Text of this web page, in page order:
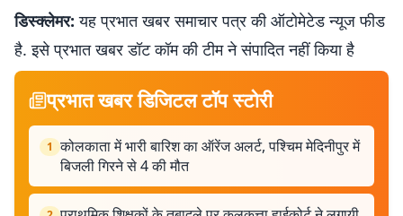
डिस्क्लेमर: यह प्रभात खबर समाचार पत्र की ऑटोमेटेड न्यूज फीड
है. इसे प्रभात खबर डॉट कॉम की टीम ने संपादित नहीं किया है
प्रभात खबर डिजिटल टॉप स्टोरी
1 कोलकाता में भारी बारिश का ऑरेंज अलर्ट, पश्चिम मेदिनीपुर में
बिजली गिरने से 4 की मौत